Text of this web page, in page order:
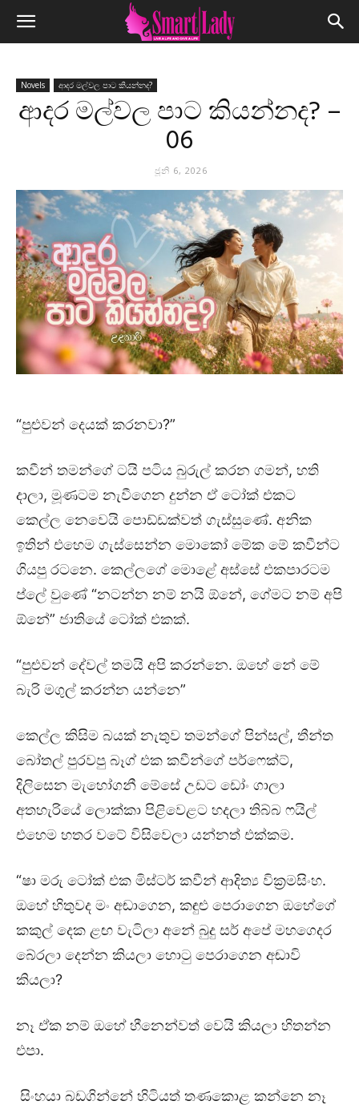
Novels ආදර මල්වල පාට කියන්නද?
ආදර මල්වල පාට කියන්නද? –
06
ජූනි 6, 2026
“පුළුවන් දෙයක් කරනවා?”
කවීන් තමන්ගේ ටයි පටිය බුරුල් කරන ගමන්, හති
දාලා, මූණටම නැවීගෙන දුන්න ඒ ටෝක් එකට
කෙල්ල නෙවෙයි පොඩ්ඩක්වත් ගැස්සුණේ. අනික
ඉතින් එහෙම ගැස්සෙන්න මොකෝ මේක මේ කවීන්ට
ගියපු රටනෙ. කෙල්ලගේ මොළේ අස්සේ එකපාරටම
ප්ලේ වුණේ “නටන්න නම් නයි ඕනේ, ගේමට නම් අපි
ඕනේ” ජාතියේ ටෝක් එකක්.
“පුළුවන් දේවල් තමයි අපි කරන්නෙ. ඔහේ නේ මේ
බැරි මගුල් කරන්න යන්නෙ”
කෙල්ල කිසිම බයක් නැතුව තමන්ගේ පින්සල්, තීන්ත
බෝතල් පුරවපු බෑග් එක කවීන්ගේ පර්ෆෙක්ට්,
දිලිසෙන මැහෝගනී මේසේ උඩට ඩෝං ගාලා
අතහැරියේ ලොක්කා පිළිවෙළට හදලා තිබ්බ ෆයිල්
එහෙම හතර වටේ විසිවෙලා යන්නත් එක්කම.
“ෂා මරු ටෝක් එක මිස්ටර් කවීන් ආදිත්‍ය වික්‍රමසිංහ.
ඔහේ හිතුවද මං අඬාගෙන, කඳුළු පෙරාගෙන ඔහේගේ
කකුල් දෙක ළඟ වැටිලා අනේ බුදු සර් අපේ මහගෙදර
බේරලා දෙන්න කියලා හොටු පෙරාගෙන අඬාවි
කියලා?
නෑ ඒක නම් ඔහේ හීනෙන්වත් වෙයි කියලා හිතන්න
එපා.
සිංහයා බඩගින්නේ හිටියත් තණකොළ කන්නෙ නෑ